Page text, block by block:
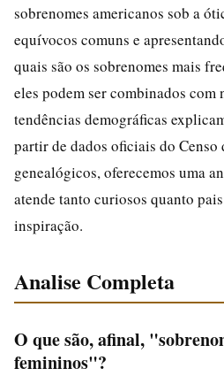
sobrenomes americanos sob a
equívocos comuns e
quais são os sobrenomes mais
eles podem ser combinados com
tendências demográficas
partir de dados oficiais do Censo
genealógicos, oferecemos uma
atende tanto curiosos quanto
inspiração.
Analise Completa
O que são, afinal,
femininos"?